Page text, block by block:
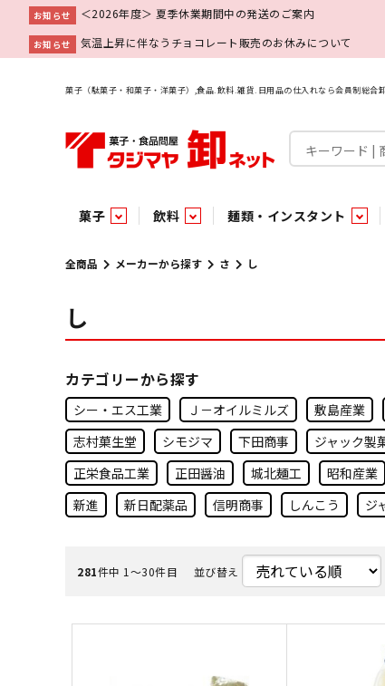
お知らせ ＜2026年度＞ 夏季休業期間中の発送のご案内
お知らせ 気温上昇に伴なうチョコレート販売のお休みについて
菓子（駄菓子・和菓子・洋菓子）,食品.飲料.雑貨.日用品の仕入れなら会員制総合
菓子
菓子 パン・生菓子
焼き菓子
半生菓子 ポリドリンク／ゼリー
飲料
飲料水 嗜好飲料 チルド飲料・デザート
ミキサー飲料
医薬部外品 低アルコール飲料
麺類・インスタント
麺類 インスタント
調味料 ビン・缶詰 乾物
みりん風調味料
香辛料
雑貨 ペット関連 業務用非食品
トイレ用品
洗濯用品 小物家具 傘・袋物
雑貨ギフト
その他雑貨
業務用 業務用非食品
特集
当たり・占い付きのラッキーお菓子
タジマヤ
今月の特売
青果
ペット関連 雑貨 業務用非食品 業
新商品
青果
ペット関連 雑貨 業務用非食品 業
あ行 か行 さ行 た行
全商品 メーカーから探す さ し
し
シー・エス工業 Ｊ－オイルミルズ 敷島産業
志村菓生堂
シモジマ 下田商事 ジャック製
正栄食品工業
正田醤油 城北麺工 昭和産業
新進
新日配薬品 信明商事 しんこう ジ
281件中 1〜30件目 並び替え